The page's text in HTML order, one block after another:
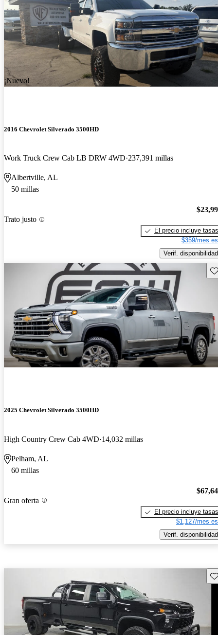
¡Nuevo!
2016 Chevrolet Silverado 3500HD
Work Truck Crew Cab LB DRW 4WD 237,391 millas
Albertville, AL
50 millas
Trato justo
El precio incluye tasas
$359/mes
Verif. disponibilidad
2025 Chevrolet Silverado 3500HD
High Country Crew Cab 4WD 14,032 millas
Pelham, AL
60 millas
Gran oferta
El precio incluye tasas
$1,127/mes
Verif. disponibilidad